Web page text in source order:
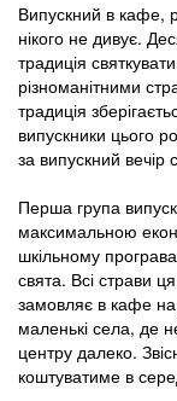
Випускний в кафе,
нікого не дивує.
традиція
різноманітними
традиція
випускники цього
за випускний вечір
Перша група
максимальною
шкільному
свята. Всі страви
замовляє в кафе
маленькі села, де
центру далеко.
коштуватиме в